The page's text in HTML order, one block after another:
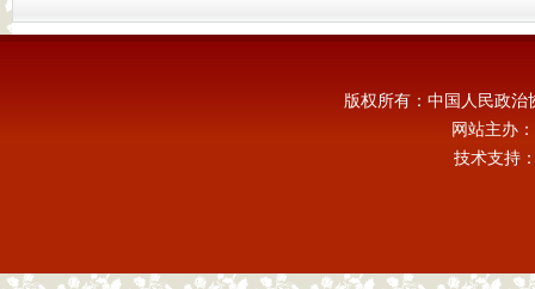
版权所有：中国人民政
网站主办
技术支持